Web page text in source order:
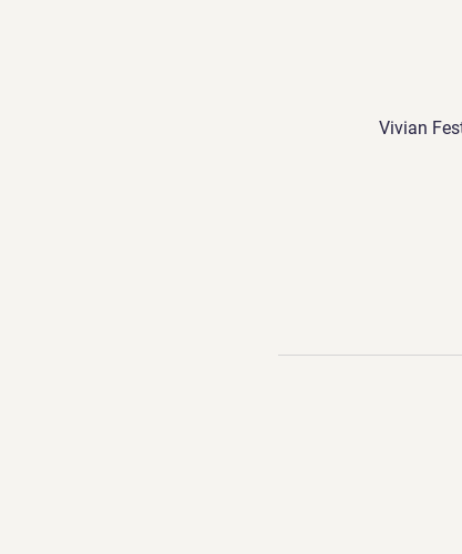
Vivian